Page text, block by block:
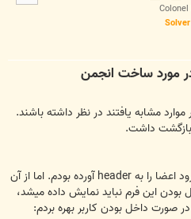
Colonel
Solver
مشابه یافتند در نظر داشته باشند.
داشت.
من در طراحی قالب خودم، قسمت ورود اعضا را به header آورده بودم. اما از آن
این فرم نباید نمایش داده میشد،
داخل بودن کاربر بهره بردم: